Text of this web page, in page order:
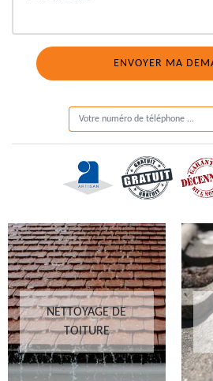
NETTOYAGE DE
TOITURE